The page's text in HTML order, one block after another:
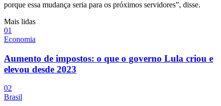
porque essa mudança seria para os próximos servidores”, disse.
Mais lidas
01
Economia
Aumento de impostos: o que o governo Lula criou e
elevou desde 2023
02
Brasil